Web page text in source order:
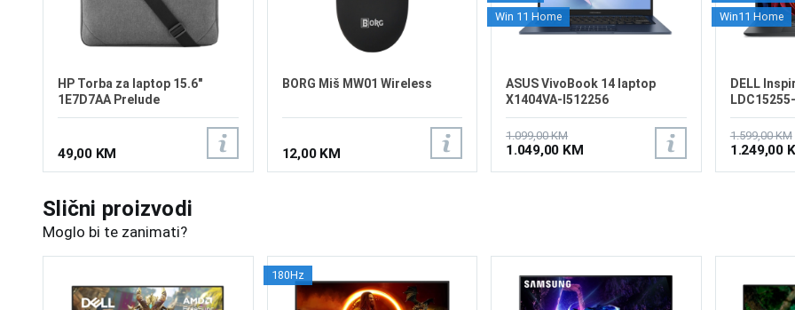
HP Torba za laptop 15.6"
1E7D7AA Prelude
49,00 KM
BORG Miš MW01 Wireless
12,00 KM
Win 11 Home
ASUS VivoBook 14 laptop
X1404VA-I512256
1.099,00 KM
1.049,00 KM
Win11 Home
DELL
1.599,00 KM
1.249,00
Slični proizvodi
Moglo bi te zanimati?
180Hz